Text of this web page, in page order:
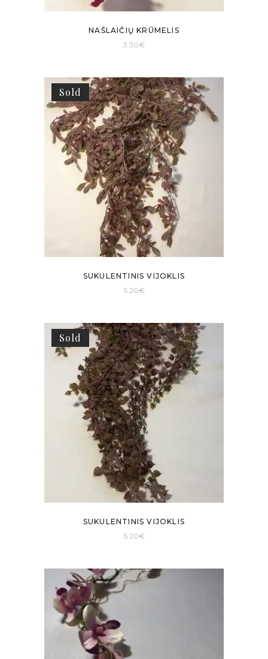
NAŠLAIČIŲ KRŪMELIS
3.30€
Sold
SUKULENTINIS VIJOKLIS
5.20€
Sold
SUKULENTINIS VIJOKLIS
5.20€